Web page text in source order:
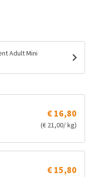
Adult Mini
€ 16,80
(€ 21,00/ kg)
€ 15,80